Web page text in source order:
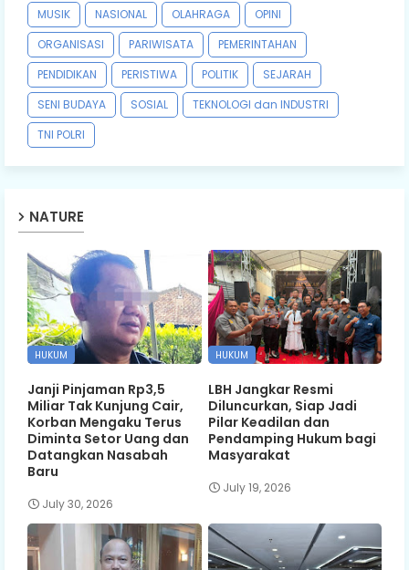
MUSIK
NASIONAL OLAHRAGA
OPINI
ORGANISASI
PARIWISATA
PEMERINTAHAN
PENDIDIKAN
PERISTIWA POLITIK
SEJARAH
SENI BUDAYA
SOSIAL
TEKNOLOGI dan INDUSTRI
TNI POLRI
NATURE
HUKUM
Janji Pinjaman Rp3,5
Miliar Tak Kunjung Cair,
Korban Mengaku Terus
Diminta Setor Uang dan
Datangkan Nasabah
Baru
July 30, 2026
HUKUM
LBH Jangkar Resmi
Diluncurkan, Siap Jadi
Pilar Keadilan dan
Pendamping Hukum bagi
Masyarakat
July 19, 2026